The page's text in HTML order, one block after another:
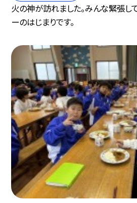
火の神が訪れました。みんな緊張し
ーのはじまりです。